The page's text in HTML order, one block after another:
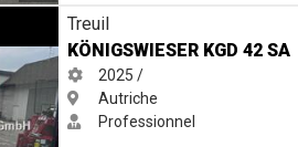
Treuil
KÖNIGSWIESER KGD 42 SA
2025 /
Autriche
Professionnel